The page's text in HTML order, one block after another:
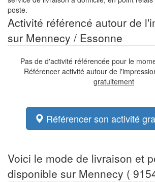
poste.
Activité référencé autour de
sur Mennecy / Essonne
Pas de d'activité référencée pour le
Référencer activité autour de
gratuitement
Référencer son activité
Voici le mode de livraison et
disponible sur Mennecy (